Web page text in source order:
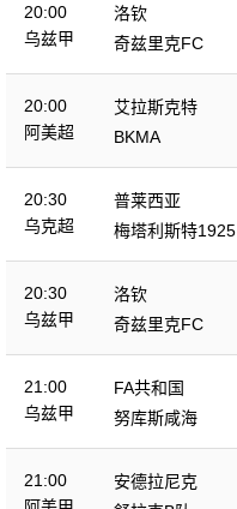
20:00
乌兹甲
洛钦
奇兹里克FC
20:00
阿美超
艾拉斯克特
BKMA
20:30
乌克超
普莱西亚
梅塔利斯特1925
20:30
乌兹甲
洛钦
奇兹里克FC
21:00
乌兹甲
FA共和国
努库斯咸海
21:00
安德拉尼克